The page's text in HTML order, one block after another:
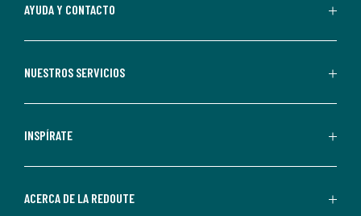
aceptas
comerciales
personalizadas
parte
AYUDA Y CONTACTO
NUESTROS SERVICIOS
INSPÍRATE
ACERCA DE LA REDOUTE